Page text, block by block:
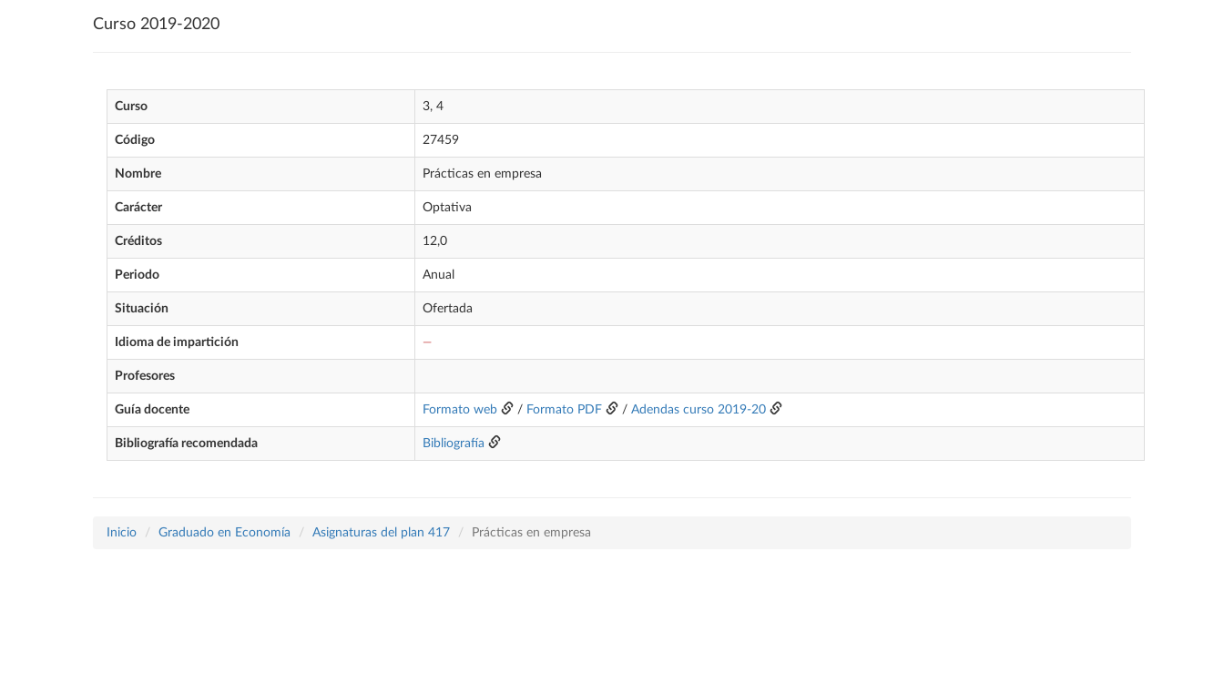
Curso 2019-2020
Curso 3, 4
Código 27459
Nombre Prácticas en empresa
Carácter Optativa
Créditos 12,0
Periodo Anual
Situación Ofertada
Idioma de impartición —
Profesores
Guía docente Formato web / Formato PDF / Adendas curso 2019-20
Bibliografía recomendada Bibliografía
Inicio Graduado en Economía Asignaturas del plan 417 Prácticas en empresa